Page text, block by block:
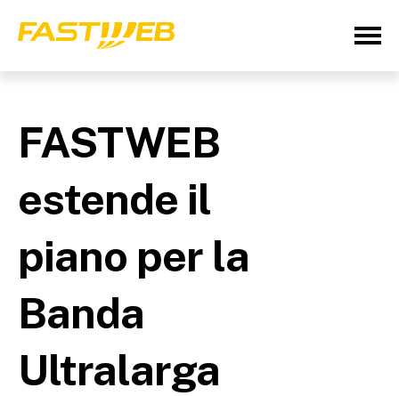
FASTWEB
estende il
piano per la
Banda
Ultralarga